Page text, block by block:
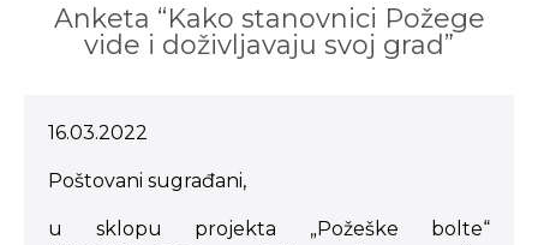
Anketa “Kako stanovnici Požege
vide i doživljavaju svoj grad”
16.03.2022
Poštovani sugrađani,
u sklopu projekta „Požeške bolte“